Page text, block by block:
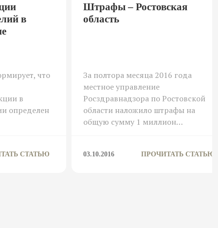
в
что
в
определен
СТАТЬЮ
Штрафы – Ростовская
область
За полтора месяца 2016 года
местное управление
Росздравнадзора по Ростовской
области наложило штрафы на
общую сумму 1 миллион…
03.10.2016 ПРОЧИТАТЬ СТАТЬЮ